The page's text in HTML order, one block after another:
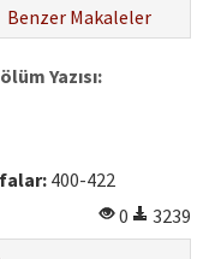
Benzer Makaleler
Yazısı:
400-422
0
3239